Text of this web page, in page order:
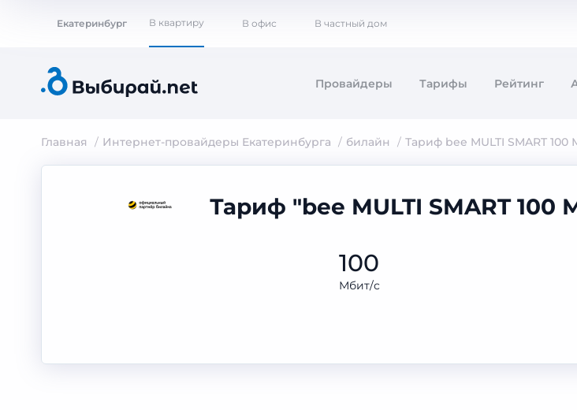
Екатеринбург В квартиру В офис В частный дом
Провайдеры Тарифы Рейтинг
Главная Интернет-провайдеры Екатеринбурга билайн Тариф bee MULTI SMART 100
Тариф "bee MULTI SMART
100
Мбит/с